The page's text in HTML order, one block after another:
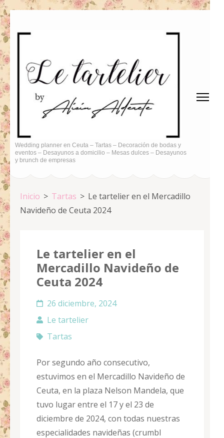
Saltar
al
(presiona
la
tecla
Wedding planner en Ceuta – Tartas – Decoración de bodas y
eventos – Desayunos a domicilio – Mesas dulces – Desayunos
y brunch de empresas
Inicio > Tartas > Le tartelier en el Mercadillo
Navideño de Ceuta 2024
Le tartelier en el
Mercadillo Navideño de
Ceuta 2024
26 diciembre, 2024
Le tartelier
Tartas
Por segundo año consecutivo,
estuvimos en el Mercadillo Navideño de
Ceuta, en la plaza Nelson Mandela, que
tuvo lugar entre el 17 y el 23 de
diciembre de 2024, con todas nuestras
especialidades navideñas (crumbl